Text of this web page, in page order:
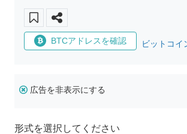
BTCアドレスを確認 ビットコイ
広告を非表示にする
形式を選択してください